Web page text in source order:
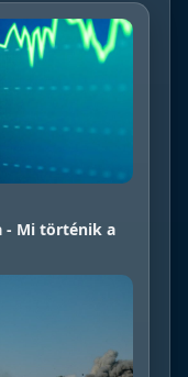
- Mi történik a